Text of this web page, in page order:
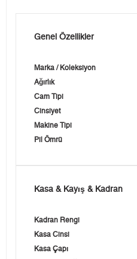
Genel Özellikler
Marka / Koleksiyon
Ağırlık
Cam Tipi
Cinsiyet
Makine Tipi
Pil Ömrü
Kasa & Kayış & Kadran
Kadran Rengi
Kasa Cinsi
Kasa Çapı